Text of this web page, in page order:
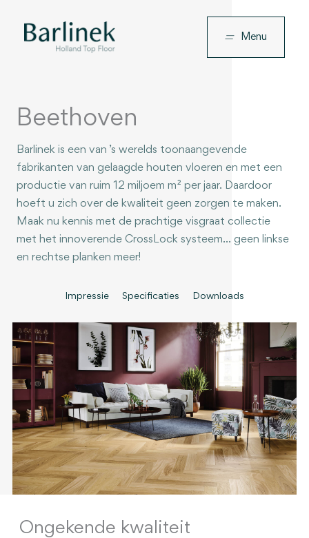
Menu
Beethoven
Barlinek is een van ’s werelds toonaangevende
fabrikanten van gelaagde houten vloeren en met een
productie van ruim 12 miljoem m² per jaar. Daardoor
hoeft u zich over de kwaliteit geen zorgen te maken.
Maak nu kennis met de prachtige visgraat collectie
met het innoverende CrossLock systeem… geen linkse
en rechtse planken meer!
Impressie Specificaties Downloads
Ongekende kwaliteit